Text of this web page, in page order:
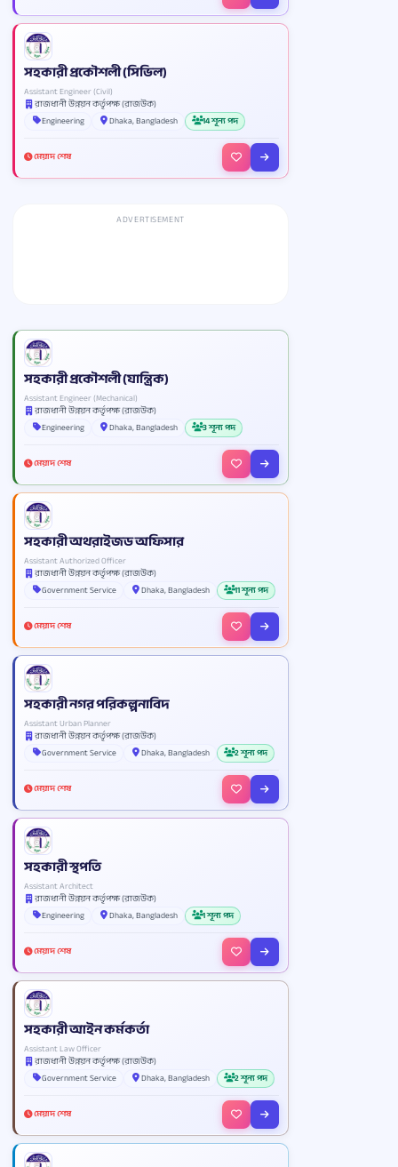
সহকারী প্রকৌশলী (সিভিল)
Assistant Engineer (Civil)
রাজধানী উন্নয়ন কর্তৃপক্ষ (রাজউক)
Engineering
Dhaka, Bangladesh 14 শূন্য পদ
মেয়াদ শেষ
ADVERTISEMENT
সহকারী প্রকৌশলী (যান্ত্রিক)
Assistant Engineer (Mechanical)
রাজধানী উন্নয়ন কর্তৃপক্ষ (রাজউক)
Engineering
Dhaka, Bangladesh 3 শূন্য পদ
মেয়াদ শেষ
সহকারী অথরাইজড অফিসার
Assistant Authorized Officer
রাজধানী উন্নয়ন কর্তৃপক্ষ (রাজউক)
Government Service
Dhaka, Bangladesh 11 শূন্য পদ
মেয়াদ শেষ
সহকারী নগর পরিকল্পনাবিদ
Assistant Urban Planner
রাজধানী উন্নয়ন কর্তৃপক্ষ (রাজউক)
Government Service
Dhaka, Bangladesh 2 শূন্য পদ
মেয়াদ শেষ
সহকারী স্থপতি
Assistant Architect
রাজধানী উন্নয়ন কর্তৃপক্ষ (রাজউক)
Engineering
Dhaka, Bangladesh 1 শূন্য পদ
মেয়াদ শেষ
সহকারী আইন কর্মকর্তা
Assistant Law Officer
রাজধানী উন্নয়ন কর্তৃপক্ষ (রাজউক)
Government Service
Dhaka, Bangladesh 2 শূন্য পদ
মেয়াদ শেষ